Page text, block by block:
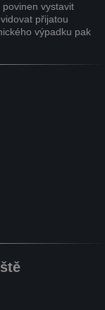
vystavit
přijatou
výpadku pak